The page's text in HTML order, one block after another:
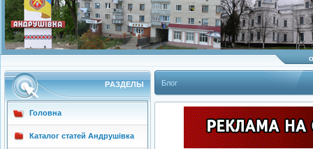
РAЗДЕЛЫ
Головна
Каталог статей Андрушівка
Блог